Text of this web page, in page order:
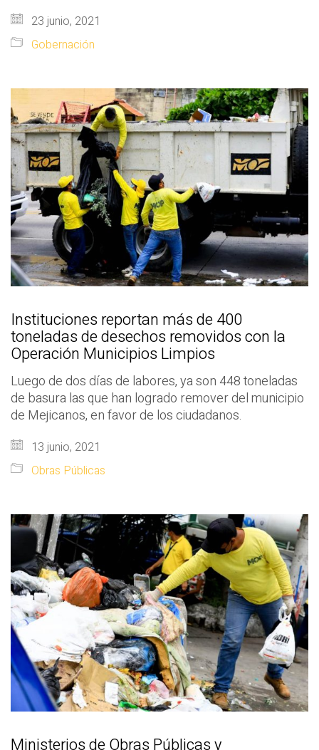
23 junio, 2021
Gobernación
Instituciones reportan más de 400
toneladas de desechos removidos con la
Operación Municipios Limpios
Luego de dos días de labores, ya son 448 toneladas
de basura las que han logrado remover del municipio
de Mejicanos, en favor de los ciudadanos.
13 junio, 2021
Obras Públicas
Ministerios de Obras Públicas y